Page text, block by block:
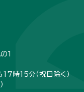
1
時15分（祝日除く）
）